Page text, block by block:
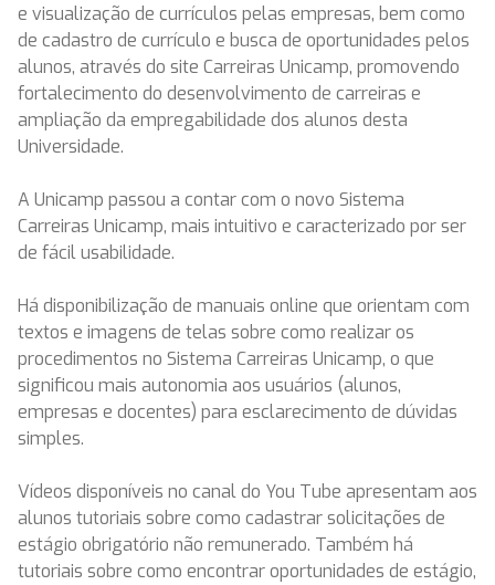
e visualização de currículos pelas empresas, bem como
de cadastro de currículo e busca de oportunidades pelos
alunos, através do site Carreiras Unicamp, promovendo
fortalecimento do desenvolvimento de carreiras e
ampliação da empregabilidade dos alunos desta
Universidade.
A Unicamp passou a contar com o novo Sistema
Carreiras Unicamp, mais intuitivo e caracterizado por ser
de fácil usabilidade.
Há disponibilização de manuais online que orientam com
textos e imagens de telas sobre como realizar os
procedimentos no Sistema Carreiras Unicamp, o que
significou mais autonomia aos usuários (alunos,
empresas e docentes) para esclarecimento de dúvidas
simples.
Vídeos disponíveis no canal do You Tube apresentam aos
alunos tutoriais sobre como cadastrar solicitações de
estágio obrigatório não remunerado. Também há
tutoriais sobre como encontrar oportunidades de estágio,